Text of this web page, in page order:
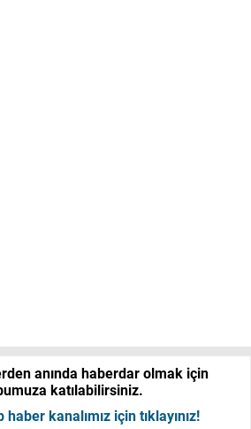
anında haberdar olmak için
katılabilirsiniz.
kanalımız için tıklayınız!